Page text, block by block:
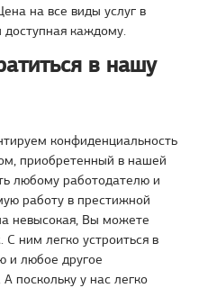
на все виды услуг в
каждому.
в нашу
конфиденциальность
приобретенный в нашей
любому работодателю и
работу в престижной
невысокая, Вы можете
С ним легко устроиться в
и любое другое
поскольку у нас легко